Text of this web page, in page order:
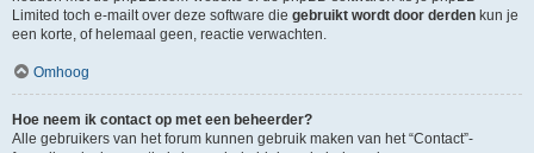
Limited toch e-mailt over deze software die gebruikt wordt door derden kun je
een korte, of helemaal geen, reactie verwachten.
Omhoog
Hoe neem ik contact op met een beheerder?
Alle gebruikers van het forum kunnen gebruik maken van het “Contact”-